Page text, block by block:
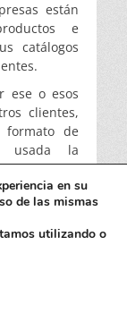
están
e
catálogos
ese o esos
clientes,
formato de
usada la
que se
especiales,
del
que los
con la
en su
de las mismas
utilizando o